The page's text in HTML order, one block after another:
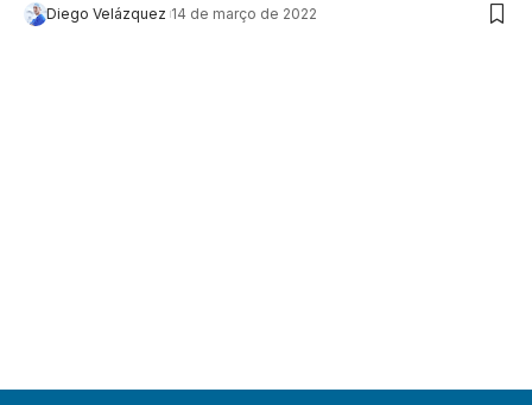
Diego Velázquez 14 de março de 2022